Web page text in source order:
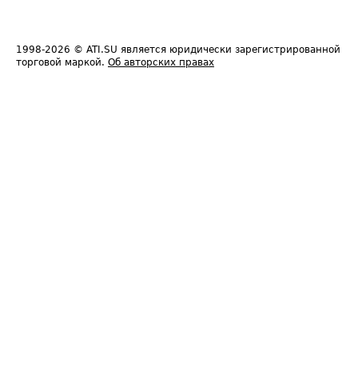
1998-2026 © ATI.SU является юридически зарегистрированной
торговой маркой. Об авторских правах